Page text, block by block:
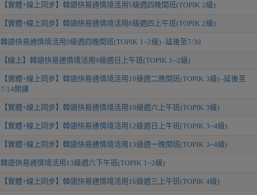
【實體+線上同步】韓語快易通情境活用5級週四晚間班(TOPIK 2級)
【實體+線上同步】韓語快易通情境活用8級週四上午班(TOPIK 2級)
韓語快易通情境活用9級週四晚間班(TOPIK 1~2級) -延後至7/30
【線上】韓語快易通情境活用9級週日上午班(TOPIK 1~2級)
【實體+線上同步】韓語快易通情境活用10級週二晚間班(TOPIK 3級) -延後至
7/14開課
【實體+線上同步】韓語快易通情境活用10級週六上午班(TOPIK 3級)
【實體+線上同步】韓語快易通情境活用12級週日上午班(TOPIK 3~4級)
【實體+線上同步】韓語快易通情境活用13級週一晚間班(TOPIK 3~4級)
韓語快易通情境活用13級週六下午班(TOPIK 1~2級)
【實體+線上同步】韓語快易通情境活用16級週三上午班(TOPIK 4級)